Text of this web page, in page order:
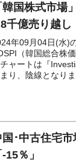
」1番艦、
調に韓国がい
⇒ 実は韓国で
韓国株式市場
千億売り越し
年09月04日(水)
（韓国総合株
チャートは『
り、陰線となりま
国･中古住宅
-15％」